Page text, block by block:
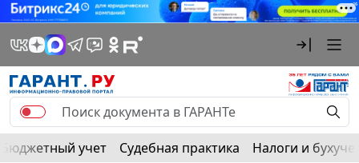
Бюджетный учет Судебная практика Налоги и